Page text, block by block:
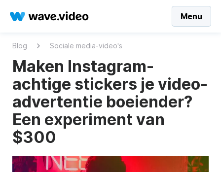
Menu
Blog Sociale media-video's
Maken Instagram-
achtige stickers je video-
advertentie boeiender?
Een experiment van
$300